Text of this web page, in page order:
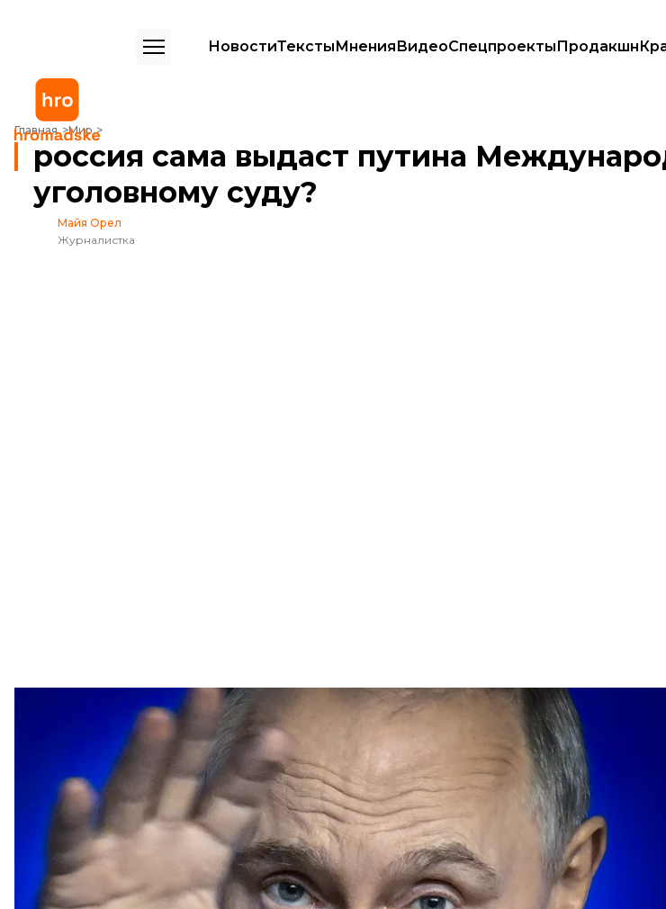
НовостиТекстыМненияВидеоСпецпроектыПродакшн
Главная Мир
россия сама выдаст путина Международному уголовному суду?
россия сама выдаст путина
уголовному суду?
Майя Орел
Журналистка
владимир путин
Alexander NEMENOV / AFP via Getty Images
Мы хотим, чтобы каждого российского военного преступника наказали — от путина,
приказ начать войну против Украины, до рядового армии рф, который насиловал,
расстреливал гражданских.
После Второй мировой войны, согласно решению Нюрнбергского иТокийского
повесили, в частности, Иоахима фон Риббентропа — министра иностранных дел
Германии, Эрнста Кальтенбруннера — главу Главного управления имперской
генерала Хидэки Тодзио — премьер-министра Японии, генерала Хэйтаро Кимуру,
военные преступления японцев в Бирме. И еще многих других военных